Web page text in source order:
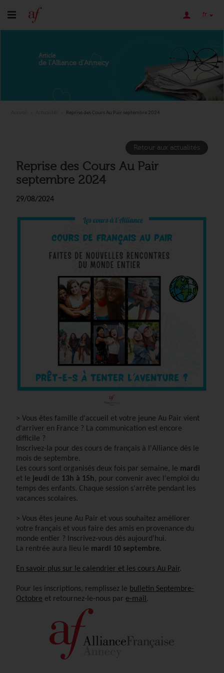
fr
Article
de l'Alliance d'Annecy
Reprise des Cours Au Pair septembre 2024
Retour aux actualités
Reprise des Cours Au Pair
septembre 2024
29/08/2024
> Vous êtes famille d'accueil et votre jeune Au Pair vient
d'arriver en France ? La communication est encore
difficile ?
Inscrivez-la pour des cours de français à l'Alliance dès le
mois de septembre.
Les cours sont organisés deux fois par semaine, le mardi
et le
jeudi de 13h à 15h, pour convenir avec l'emploi du
temps des enfants. Chaque session s'arrête pendant les
vacances scolaires.
> Vous êtes jeune Au Pair et vous souhaitez améliorer
votre français et vous faire des amis en provenance du
monde entier ? Inscrivez-vous dès aujourd'hui.
La rentrée aura lieu le mardi 10 septembre.
En savoir plus sur le calendrier et les cours Au Pair.
Pour les inscriptions, remplissez le bulletin Septembre-
Octobre et retournez-le-nous par e-mail .